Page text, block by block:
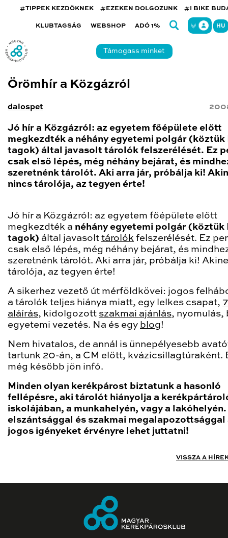
#TIPPEK KEZDŐKNEK #EZEKEN DOLGOZUNK #I BIKE
KLUBTAGSÁG WEBSHOP ADÓ 1% HU
Támogass minket
Örömhír a Közgázról
dalospet
Jó hír a Közgázról: az egyetem főépülete előtt
megkezdték a néhány egyetemi polgár (köztük
tagok) által javasolt tárolók felszerélését. Ez
csak első lépés, még néhány bejárat, és
szeretnénk tárolót. Aki arra jár, próbálja ki!
nincs tárolója, az tegyen érte!
Jó hír a Közgázról: az egyetem főépülete előtt
megkezdték a néhány egyetemi polgár (köztük
tagok) által javasolt tárolók felszerélését. Ez
csak első lépés, még néhány bejárat, és
szeretnénk tárolót. Aki arra jár, próbálja ki!
tárolója, az tegyen érte!
A sikerhez vezető út mérföldkövei: jogos
a tárolók teljes hiánya miatt, egy lelkes csapat,
aláírás, kidolgozott szakmai ajánlás, nyomulás,
egyetemi vezetés. Na és egy blog!
Nem hivatalos, de annál is ünnepélyesebb
tartunk 20-án, a CM előtt, kvázicsillagtúraként.
még később jön infó.
Minden olyan kerékpárost biztatunk a hasonló
fellépésre, aki tárolót hiányolja a
iskolájában, a munkahelyén, vagy a lakóhelyén
elszántsággal és szakmai megalapozottsággal
jogos igényeket érvényre lehet juttatni!
VISSZA A